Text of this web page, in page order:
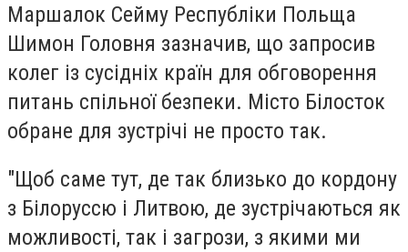
Маршалок Сейму Республіки Польща
Шимон Головня зазначив, що запросив
колег із сусідніх країн для обговорення
питань спільної безпеки. Місто Білосток
обране для зустрічі не просто так.
"Щоб саме тут, де так близько до кордону
з Білоруссю і Литвою, де зустрічаються як
можливості, так і загрози, з якими ми